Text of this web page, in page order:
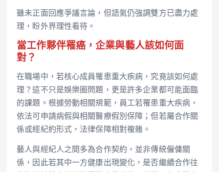
雖未正面回應爭議言論，但語氣仍強調雙方已盡力處
理，盼外界理性看待。
當工作夥伴罹癌，企業與藝人該如何面
對？
在職場中，若核心成員罹患重大疾病，究竟該如何處
理？這不只是娛樂圈問題，更是許多企業都可能面臨
的課題。根據勞動相關規範，員工若罹患重大疾病，
依法可申請病假與相關醫療假別保障；但若屬合作關
係或經紀約形式，法律保障相對複雜。
藝人與經紀人之間多為合作契約，並非傳統僱傭關
係，因此若其中一方健康出現變化，是否繼續合作往